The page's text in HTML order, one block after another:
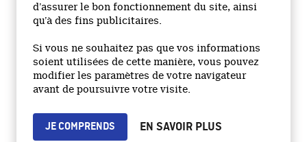
d’assurer le bon fonctionnement du site, ainsi
qu’à des fins publicitaires.
Si vous ne souhaitez pas que vos informations
soient utilisées de cette manière, vous pouvez
modifier les paramètres de votre navigateur
avant de poursuivre votre visite.
JE COMPRENDS EN SAVOIR PLUS
Site institutionnel
Accessibilité
Politique de confidentialité